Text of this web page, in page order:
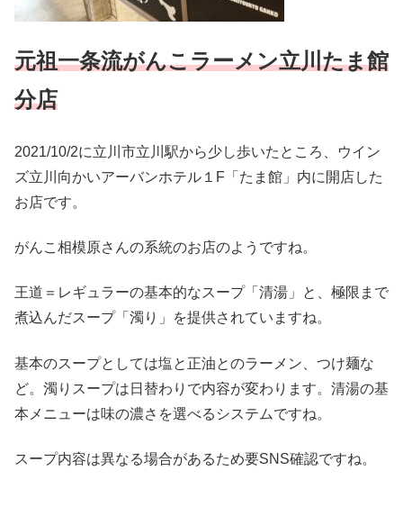
元祖一条流がんこラーメン立川たま館
分店
2021/10/2に立川市立川駅から少し歩いたところ、ウイン
ズ立川向かいアーバンホテル１F「たま館」内に開店した
お店です。
がんこ相模原さんの系統のお店のようですね。
王道＝レギュラーの基本的なスープ「清湯」と、極限まで
煮込んだスープ「濁り」を提供されていますね。
基本のスープとしては塩と正油とのラーメン、つけ麺な
ど。濁りスープは日替わりで内容が変わります。清湯の基
本メニューは味の濃さを選べるシステムですね。
スープ内容は異なる場合があるため要SNS確認ですね。